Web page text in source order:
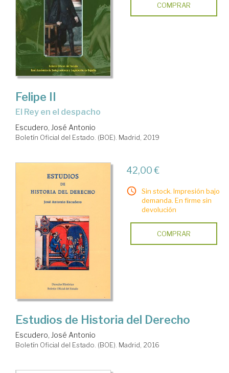
COMPRAR
Felipe II
el Rey en el despacho
Escudero, José Antonio
Boletín Oficial del Estado. (BOE). Madrid, 2019
42,00 €
Sin stock. Impresión bajo
demanda. En firme sin
devolución
COMPRAR
Estudios de Historia del Derecho
Escudero, José Antonio
Boletín Oficial del Estado. (BOE). Madrid, 2016